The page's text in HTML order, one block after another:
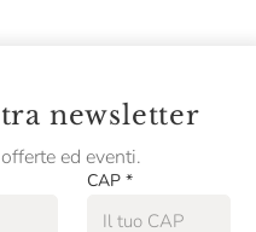
newsletter
ed eventi.
CAP *